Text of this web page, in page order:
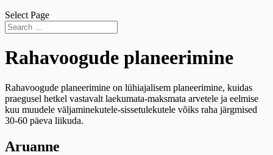
Select Page
Rahavoogude planeerimine
Rahavoogude planeerimine on lühiajalisem planeerimine, kuidas
praegusel hetkel vastavalt laekumata-maksmata arvetele ja eelmise
kuu muudele väljaminekutele-sissetulekutele võiks raha järgmised
30-60 päeva liikuda.
Aruanne